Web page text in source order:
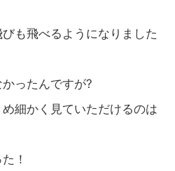
も飛べるようになりました
ったんですが?
細かく見ていただけるのは
！